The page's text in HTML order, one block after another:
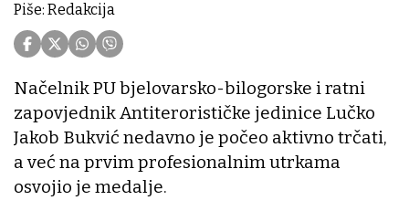
Piše: Redakcija
Načelnik PU bjelovarsko-bilogorske i ratni
zapovjednik Antiterorističke jedinice Lučko
Jakob Bukvić nedavno je počeo aktivno trčati,
a već na prvim profesionalnim utrkama
osvojio je medalje.